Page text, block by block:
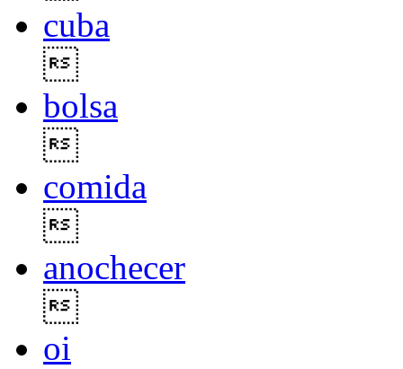
cuba
bolsa
comida
anochecer
oi